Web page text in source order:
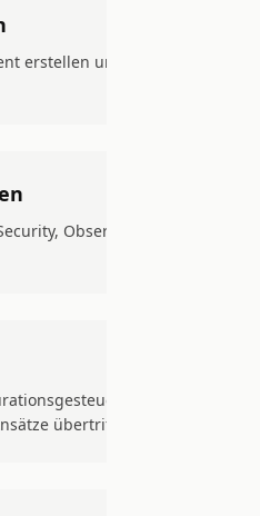
erstellen und Konversation
Observability und
KI-
übertrifft.